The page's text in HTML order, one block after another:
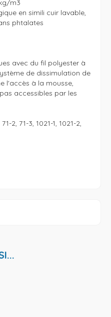
m3
en simili cuir lavable,
phtalates
avec du fil polyester à
de dissimulation de
l'accès à la mousse,
accessibles par les
2, 71-3, 1021-1, 1021-2,